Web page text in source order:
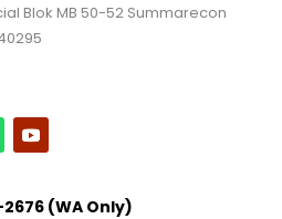
Blok MB 50-52 Summarecon
(WA Only)